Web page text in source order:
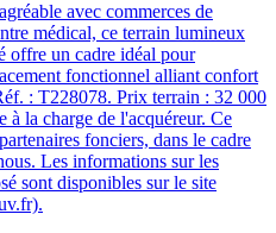
avec commerces de
médical, ce terrain lumineux
offre un cadre idéal pour
fonctionnel alliant confort
: T228078. Prix terrain : 32 000
à la charge de l'acquéreur. Ce
fonciers, dans le cadre
Les informations sur les
sont disponibles sur le site